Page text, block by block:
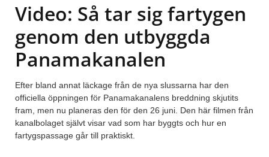
Video: Så tar sig fartygen
genom den utbyggda
Panamakanalen
Efter bland annat läckage från de nya slussarna har den
officiella öppningen för Panamakanalens breddning skjutits
fram, men nu planeras den för den 26 juni. Den här filmen från
kanalbolaget självt visar vad som har byggts och hur en
fartygspassage går till praktiskt.